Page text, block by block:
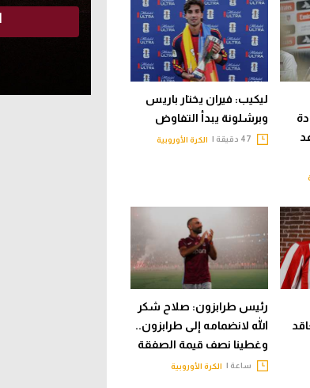
ليكيب: فيران يختار باريس
وبرشلونة يبدأ التفاوض
الكرة الأوروبية
رئيس طرابزون: صلاح شكر
الله لانضمامه إلى طرابزون..
وغطينا نصف قيمة الصفقة
ساعة | الكرة الأوروبية